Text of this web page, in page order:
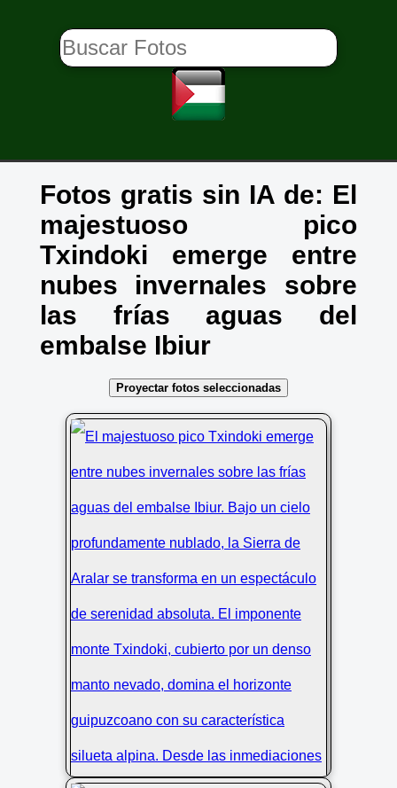
Fotos gratis sin IA de: El
majestuoso pico
Txindoki emerge entre
nubes invernales sobre
las frías aguas del
embalse Ibiur
Proyectar fotos seleccionadas